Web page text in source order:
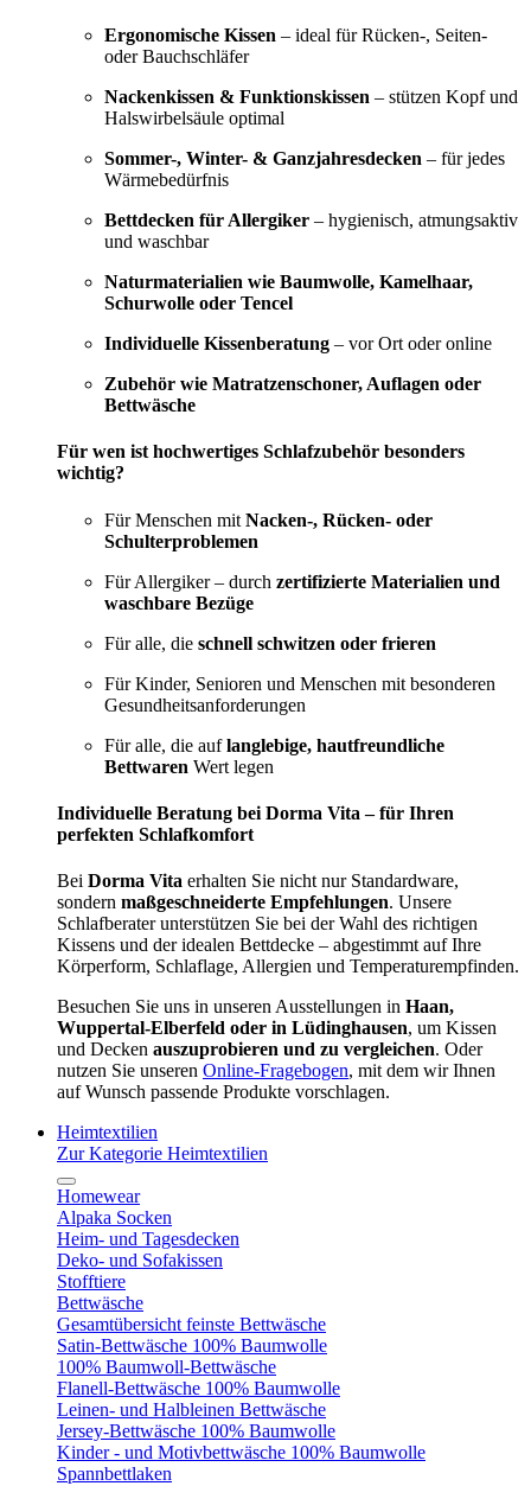
Ergonomische Kissen – ideal für Rücken-, Seiten-
oder Bauchschläfer
Nackenkissen & Funktionskissen – stützen Kopf und
Halswirbelsäule optimal
Sommer-, Winter- & Ganzjahresdecken – für jedes
Wärmebedürfnis
Bettdecken für Allergiker – hygienisch, atmungsaktiv
und waschbar
Naturmaterialien wie Baumwolle, Kamelhaar,
Schurwolle oder Tencel
Individuelle Kissenberatung – vor Ort oder online
Zubehör wie Matratzenschoner, Auflagen oder
Bettwäsche
Für wen ist hochwertiges Schlafzubehör besonders
wichtig?
Für Menschen mit Nacken-, Rücken- oder
Schulterproblemen
Für Allergiker – durch zertifizierte Materialien und
waschbare Bezüge
Für alle, die schnell schwitzen oder frieren
Für Kinder, Senioren und Menschen mit besonderen
Gesundheitsanforderungen
Für alle, die auflanglebige, hautfreundliche
Bettwaren Wert legen
Individuelle Beratung bei Dorma Vita – für Ihren
perfekten Schlafkomfort
Bei Dorma Vita erhalten Sie nicht nur Standardware,
sondern maßgeschneiderte Empfehlungen. Unsere
Schlafberater unterstützen Sie bei der Wahl des richtigen
Kissens und der idealen Bettdecke – abgestimmt auf Ihre
Körperform, Schlaflage, Allergien und Temperaturempfinden.
Besuchen Sie uns in unseren Ausstellungen in Haan,
Wuppertal-Elberfeld oder in Lüdinghausen, um Kissen
und Decken auszuprobieren und zu vergleichen. Oder
nutzen Sie unseren Online-Fragebogen, mit dem wir Ihnen
auf Wunsch passende Produkte vorschlagen.
Heimtextilien
Zur Kategorie Heimtextilien
Homewear
Alpaka Socken
Heim- und Tagesdecken
Deko- und Sofakissen
Stofftiere
Bettwäsche
Gesamtübersicht feinste Bettwäsche
Satin-Bettwäsche 100% Baumwolle
100% Baumwoll-Bettwäsche
Flanell-Bettwäsche 100% Baumwolle
Leinen- und Halbleinen Bettwäsche
Jersey-Bettwäsche 100% Baumwolle
Kinder - und Motivbettwäsche 100% Baumwolle
Spannbettlaken